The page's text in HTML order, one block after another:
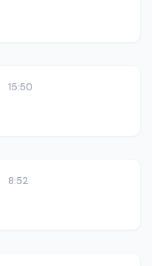
15:50
8:52